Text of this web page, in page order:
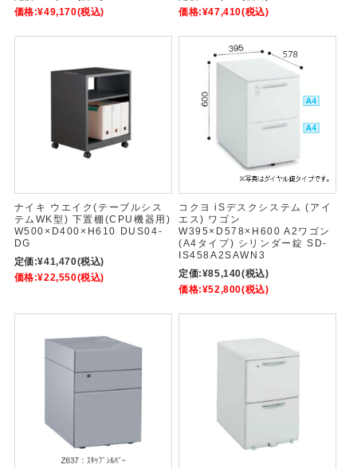
価格:¥49,170(税込)
価格:¥47,410(税込)
ナイキ ウエイク(テーブルシス
テムWK型) 下置棚(CPU機器用)
W500×D400×H610 DUS04-
DG
定価:¥41,470(税込)
価格:¥22,550(税込)
コクヨ iSデスクシステム (アイ
エス) ワゴン
W395×D578×H600 A2ワゴン
(A4タイプ) シリンダー錠 SD-
IS458A2SAWN3
定価:¥85,140(税込)
価格:¥52,800(税込)